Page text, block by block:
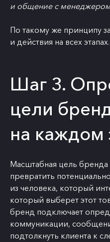
и общение с
По такому же принципу
и действия на всех этапах.
Шаг 3.
цели
на каждом
Масштабная цель бренда
превратить
из человека, который
который выберет этот
бренд подключает
коммуникации,
подтолкнуть клиента к